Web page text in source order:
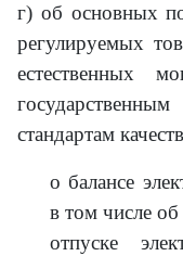
г) об основных
регулируемых
естественных
стандартам
о балансе
в том числе об
отпуске